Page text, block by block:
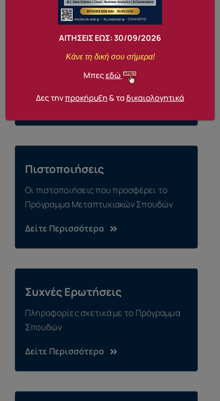
πρόγραμματος και τις ειδικεύσεις
Δείτε Περισσότερα
Πιστοποιήσεις
Οι πιστοποιήσεις που προσφέρει το
Πρόγραμμα Μεταπτυχιακών Σπουδών
Δείτε Περισσότερα
Συχνές Ερωτήσεις
Πληροφορίες σχετικά με το Πρόγραμμα
Σπουδών
Δείτε Περισσότερα
ΑΙΤΗΣΕΙΣ ΕΩΣ: 30/09/2026
Κάνε τη δική σου σήμερα!
Μπεςεδώ
Δες τηνπροκήρυξη& ταδικαιολογητικά